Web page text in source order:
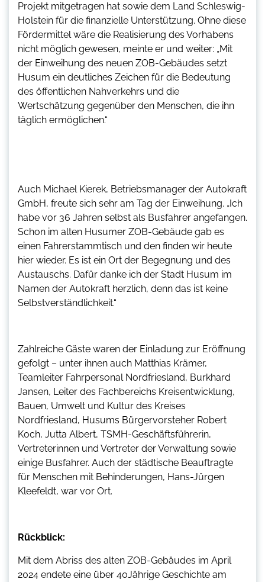
Projekt mitgetragen hat sowie dem Land Schleswig-
Holstein für die finanzielle Unterstützung. Ohne diese
Fördermittel wäre die Realisierung des Vorhabens
nicht möglich gewesen, meinte er und weiter: „Mit
der Einweihung des neuen ZOB-Gebäudes setzt
Husum ein deutliches Zeichen für die Bedeutung
des öffentlichen Nahverkehrs und die
Wertschätzung gegenüber den Menschen, die ihn
täglich ermöglichen.“
Auch Michael Kierek, Betriebsmanager der Autokraft
GmbH, freute sich sehr am Tag der Einweihung. „Ich
habe vor 36 Jahren selbst als Busfahrer angefangen.
Schon im alten Husumer ZOB-Gebäude gab es
einen Fahrerstammtisch und den finden wir heute
hier wieder. Es ist ein Ort der Begegnung und des
Austauschs. Dafür danke ich der Stadt Husum im
Namen der Autokraft herzlich, denn das ist keine
Selbstverständlichkeit.“
Zahlreiche Gäste waren der Einladung zur Eröffnung
gefolgt – unter ihnen auch Matthias Krämer,
Teamleiter Fahrpersonal Nordfriesland, Burkhard
Jansen, Leiter des Fachbereichs Kreisentwicklung,
Bauen, Umwelt und Kultur des Kreises
Nordfriesland, Husums Bürgervorsteher Robert
Koch, Jutta Albert, TSMH-Geschäftsführerin,
Vertreterinnen und Vertreter der Verwaltung sowie
einige Busfahrer. Auch der städtische Beauftragte
für Menschen mit Behinderungen, Hans-Jürgen
Kleefeldt, war vor Ort.
Rückblick:
Mit dem Abriss des alten ZOB-Gebäudes im April
2024 endete eine über 40Jährige Geschichte am